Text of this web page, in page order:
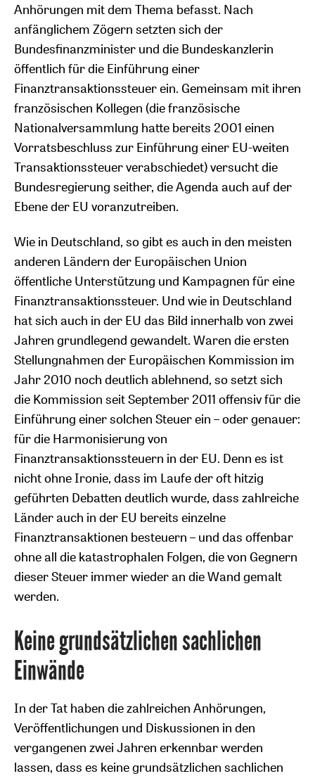
Anhörungen mit dem Thema befasst. Nach
anfänglichem Zögern setzten sich der
Bundesfinanzminister und die Bundeskanzlerin
öffentlich für die Einführung einer
Finanztransaktionssteuer ein. Gemeinsam mit ihren
französischen Kollegen (die französische
Nationalversammlung hatte bereits 2001 einen
Vorratsbeschluss zur Einführung einer EU-weiten
Transaktionssteuer verabschiedet) versucht die
Bundesregierung seither, die Agenda auch auf der
Ebene der EU voranzutreiben.
Wie in Deutschland, so gibt es auch in den meisten
anderen Ländern der Europäischen Union
öffentliche Unterstützung und Kampagnen für eine
Finanztransaktionssteuer. Und wie in Deutschland
hat sich auch in der EU das Bild innerhalb von zwei
Jahren grundlegend gewandelt. Waren die ersten
Stellungnahmen der Europäischen Kommission im
Jahr 2010 noch deutlich ablehnend, so setzt sich
die Kommission seit September 2011 offensiv für die
Einführung einer solchen Steuer ein – oder genauer:
für die Harmonisierung von
Finanztransaktionssteuern in der EU. Denn es ist
nicht ohne Ironie, dass im Laufe der oft hitzig
geführten Debatten deutlich wurde, dass zahlreiche
Länder auch in der EU bereits einzelne
Finanztransaktionen besteuern – und das offenbar
ohne all die katastrophalen Folgen, die von Gegnern
dieser Steuer immer wieder an die Wand gemalt
werden.
Keine grundsätzlichen sachlichen
Einwände
In der Tat haben die zahlreichen Anhörungen,
Veröffentlichungen und Diskussionen in den
vergangenen zwei Jahren erkennbar werden
lassen, dass es keine grundsätzlichen sachlichen